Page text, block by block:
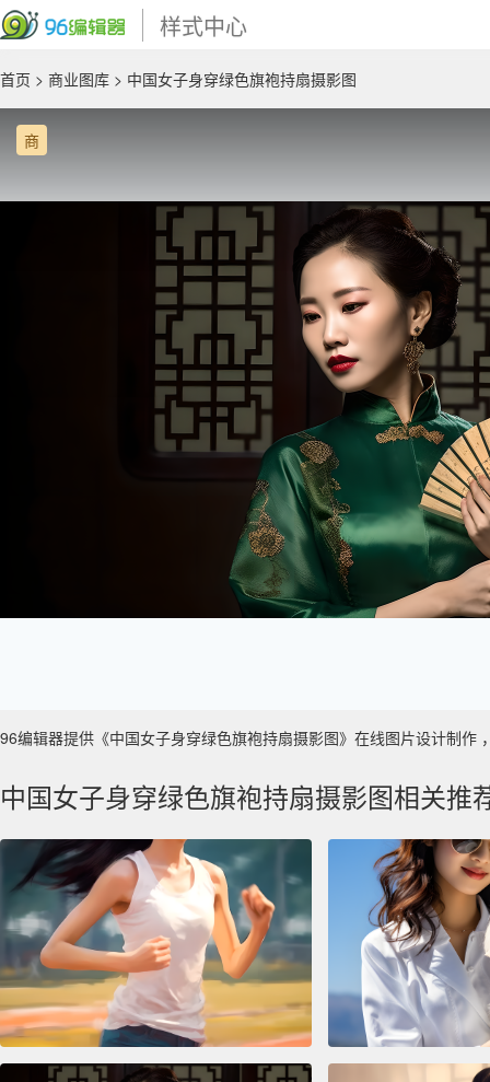
样式中心
首页 > 商业图库 > 中国女子身穿绿色旗袍持扇摄影图
商
96编辑器提供《中国女子身穿绿色旗袍持扇摄影图》在线图片设计制
中国女子身穿绿色旗袍持扇摄影图相关推